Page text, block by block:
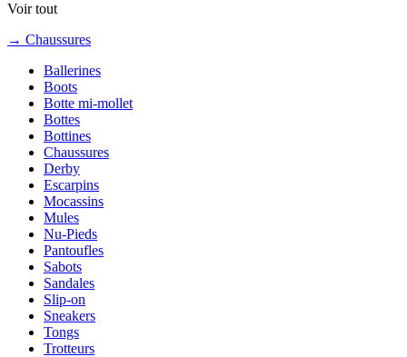
Voir tout
→ Chaussures
Ballerines
Boots
Botte mi-mollet
Bottes
Bottines
Chaussures
Derby
Escarpins
Mocassins
Mules
Nu-Pieds
Pantoufles
Sabots
Sandales
Slip-on
Sneakers
Tongs
Trotteurs